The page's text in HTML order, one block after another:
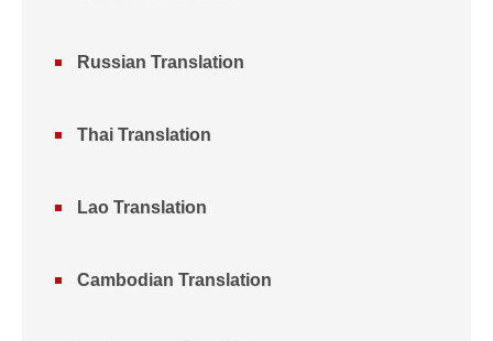
Russian Translation
Thai Translation
Lao Translation
Cambodian Translation